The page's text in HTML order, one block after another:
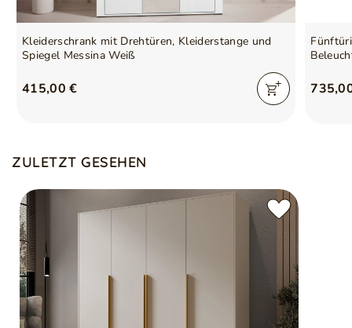
Kleiderschrank mit Drehtüren, Kleiderstange und
Spiegel Messina Weiß
415,00 €
ZULETZT GESEHEN